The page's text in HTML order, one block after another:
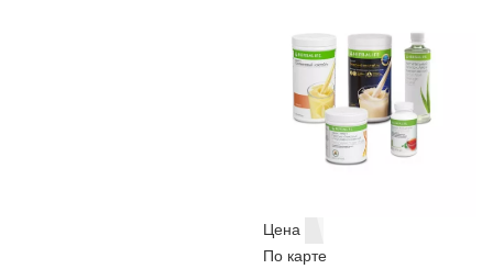
Цена
По карте